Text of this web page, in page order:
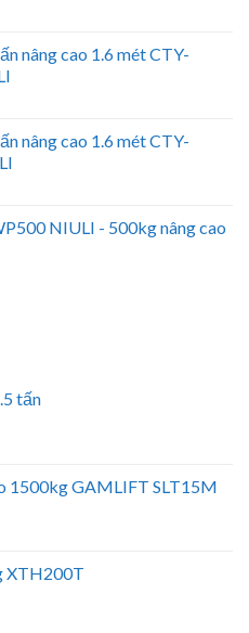
nâng cao 1.6 mét CTY-
nâng cao 1.6 mét CTY-
NIULI - 500kg nâng cao
tấn
1500kg GAMLIFT SLT15M
XTH200T